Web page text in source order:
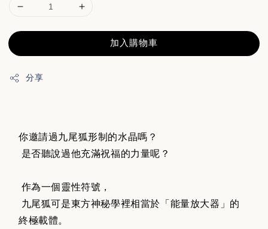
加入購物車
分享
你邀請過九尾狐形制的水晶嗎？
是否聽說過他充滿祝福的力量呢？
作為一個靈性符號，
九尾狐可是東方神秘學裡相當於「能量放大器」的
終極載體。